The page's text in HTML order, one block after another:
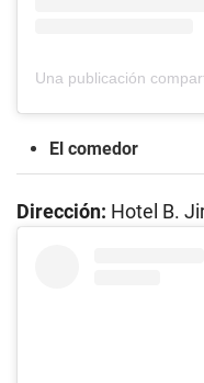
El comedor
Dirección: Hotel B.